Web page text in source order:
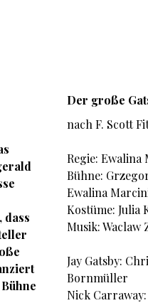
dass
Der große
nach F. Scott
Regie: Ewalina
Bühne:
Ewalina
Kostüme: Julia
Musik: Waclaw
Jay Gatsby:
Bornmüller
Nick